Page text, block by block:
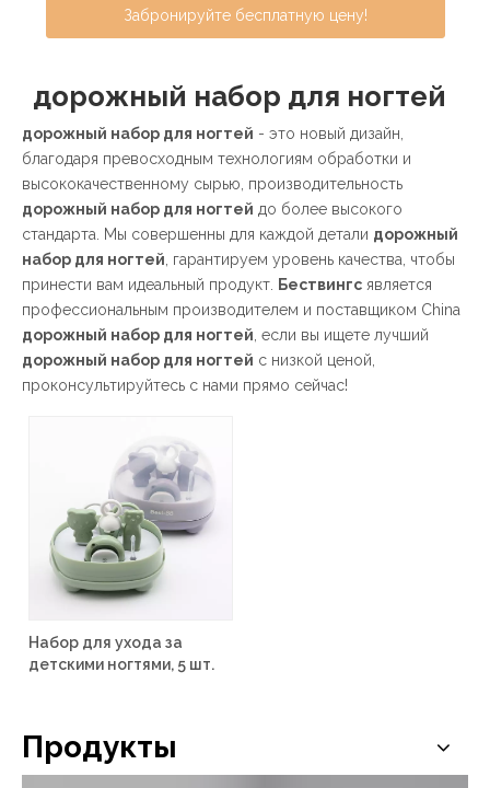
Забронируйте бесплатную цену!
дорожный набор для ногтей
дорожный набор для ногтей - это новый дизайн,
благодаря превосходным технологиям обработки и
высококачественному сырью, производительность
дорожный набор для ногтей до более высокого
стандарта. Мы совершенны для каждой детали дорожный
набор для ногтей , гарантируем уровень качества, чтобы
принести вам идеальный продукт.
Бествингс является
профессиональным производителем и поставщиком China
дорожный набор для ногтей , если вы ищете лучший
дорожный набор для ногтей с низкой ценой,
проконсультируйтесь с нами прямо сейчас!
Набор для ухода за
детскими ногтями, 5 шт.
Продукты